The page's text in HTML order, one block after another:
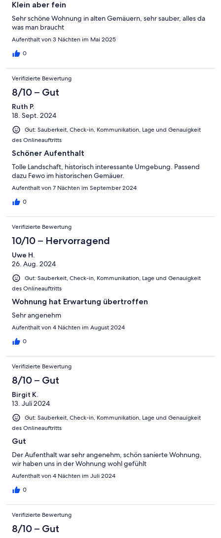
von der Wohnung starten - ein Badesee ist in 10 Minuten zu Fuß
erreichbar. Wir kommen gerne wieder!!!
Klein aber fein
Sehr schöne Wohnung in alten Gemäuern, sehr sauber, alles da
was man braucht
Aufenthalt von 3 Nächten im Mai 2025
0
Verifizierte Bewertung
8/10 – Gut
Ruth P.
18. Sept. 2024
Gut: Sauberkeit, Check-in, Kommunikation, Lage und Genauigkeit
des Onlineauftritts
Schöner Aufenthalt
Tolle Landschaft, historisch interessante Umgebung. Passend
dazu Fewo im historischen Gemäuer.
Aufenthalt von 7 Nächten im September 2024
0
Verifizierte Bewertung
10/10 – Hervorragend
Uwe H.
26. Aug. 2024
Gut: Sauberkeit, Check-in, Kommunikation, Lage und Genauigkeit
des Onlineauftritts
Wohnung hat Erwartung übertroffen
Sehr angenehm
Aufenthalt von 4 Nächten im August 2024
0
Verifizierte Bewertung
8/10 – Gut
Birgit K.
13. Juli 2024
Gut: Sauberkeit, Check-in, Kommunikation, Lage und Genauigkeit
des Onlineauftritts
Gut
Der Aufenthalt war sehr angenehm, schön sanierte Wohnung,
wir haben uns in der Wohnung wohl gefühlt
Aufenthalt von 4 Nächten im Juli 2024
0
Verifizierte Bewertung
8/10 – Gut